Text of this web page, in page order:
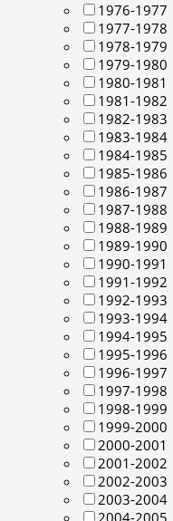
1976-1977
1977-1978
1978-1979
1979-1980
1980-1981
1981-1982
1982-1983
1983-1984
1984-1985
1985-1986
1986-1987
1987-1988
1988-1989
1989-1990
1990-1991
1991-1992
1992-1993
1993-1994
1994-1995
1995-1996
1996-1997
1997-1998
1998-1999
1999-2000
2000-2001
2001-2002
2002-2003
2003-2004